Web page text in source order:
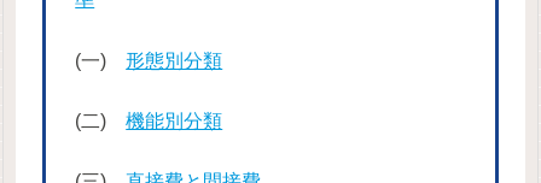
(一)形態別分類
(二)機能別分類